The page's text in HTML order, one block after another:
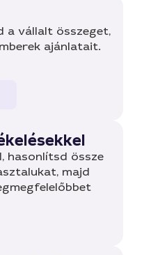
a vállalt összeget,
ajánlatait.
hasonlítsd össze
majd